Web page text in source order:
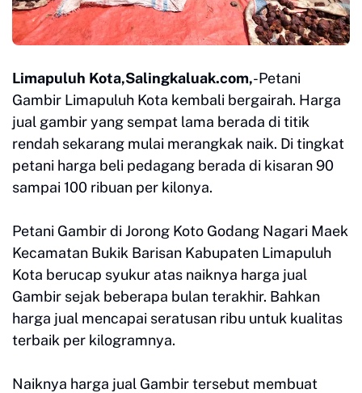
Limapuluh Kota,Salingkaluak.com,-Petani
Gambir Limapuluh Kota kembali bergairah. Harga
jual gambir yang sempat lama berada di titik
rendah sekarang mulai merangkak naik. Di tingkat
petani harga beli pedagang berada di kisaran 90
sampai 100 ribuan per kilonya.
Petani Gambir di Jorong Koto Godang Nagari Maek
Kecamatan Bukik Barisan Kabupaten Limapuluh
Kota berucap syukur atas naiknya harga jual
Gambir sejak beberapa bulan terakhir. Bahkan
harga jual mencapai seratusan ribu untuk kualitas
terbaik per kilogramnya.
Naiknya harga jual Gambir tersebut membuat